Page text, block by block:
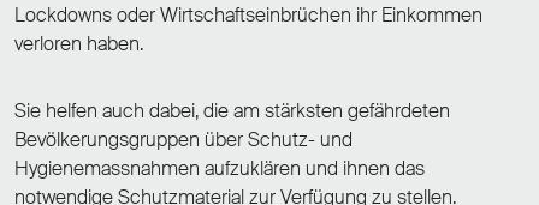
Lockdowns oder Wirtschaftseinbrüchen ihr Einkommen
verloren haben.
Sie helfen auch dabei, die am stärksten gefährdeten
Bevölkerungsgruppen über Schutz- und
Hygienemassnahmen aufzuklären und ihnen das
notwendige Schutzmaterial zur Verfügung zu stellen.